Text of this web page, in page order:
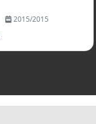
2015/2015